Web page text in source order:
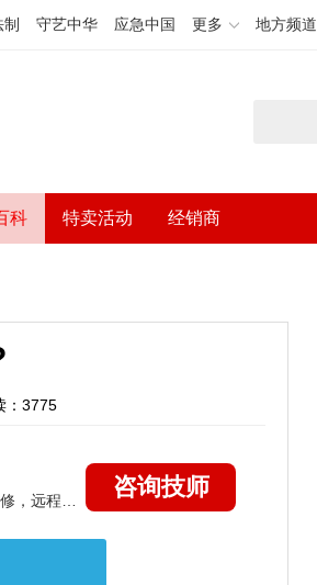
守艺中华 应急中国 更多 地方频道
科 特卖活动 经销商
：3775
咨询技师